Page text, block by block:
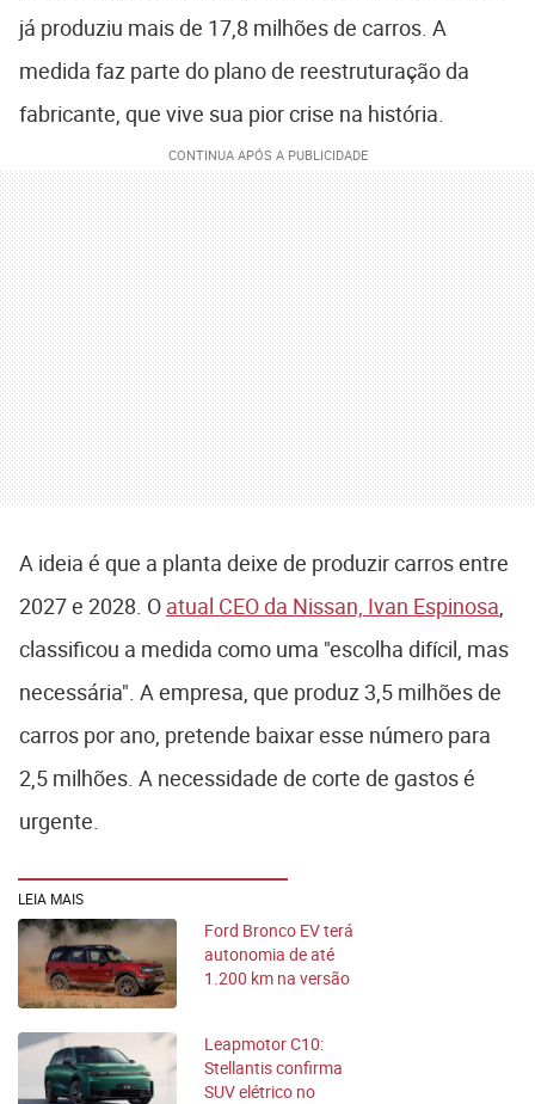
já produziu mais de 17,8 milhões de carros. A
medida faz parte do plano de reestruturação da
fabricante, que vive sua pior crise na história.
A ideia é que a planta deixe de produzir carros entre
2027 e 2028. O atual CEO da Nissan, Ivan Espinosa
classificou a medida como uma "escolha difícil, mas
necessária". A empresa, que produz 3,5 milhões de
carros por ano, pretende baixar esse número para
2,5 milhões. A necessidade de corte de gastos é
urgente.
LEIA MAIS
Ford Bronco EV terá
autonomia de até
1.200 km na versão
Leapmotor C10:
Stellantis confirma
SUV elétrico no